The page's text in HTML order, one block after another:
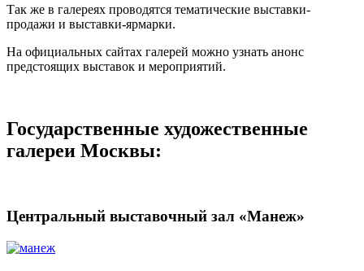
Так же в галереях проводятся тематические выставки-
продажи и выставки-ярмарки.
На официальных сайтах галерей можно узнать анонс
предстоящих выставок и мероприятий.
Государственные художественные
галереи Москвы:
Центральный выставочный зал «Манеж»